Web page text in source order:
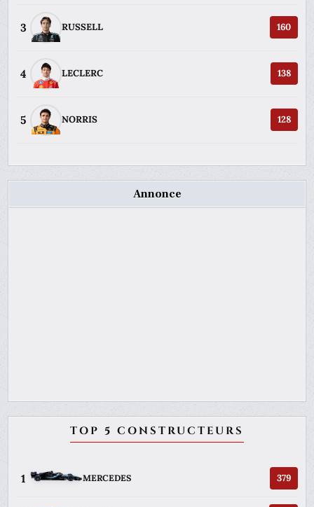
3 RUSSELL 160
4 LECLERC 138
5 NORRIS 128
Annonce
TOP 5 CONSTRUCTEURS
1 MERCEDES 379